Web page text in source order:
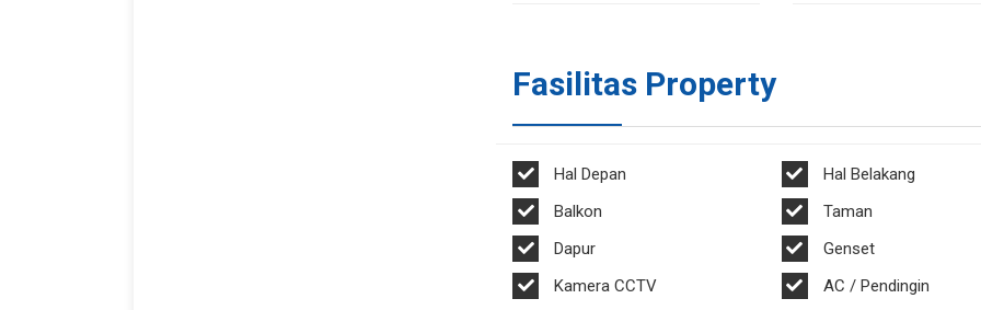
Fasilitas Property
Hal Depan
Hal Belakang
Balkon
Taman
Dapur
Genset
Kamera CCTV
AC / Pendingin